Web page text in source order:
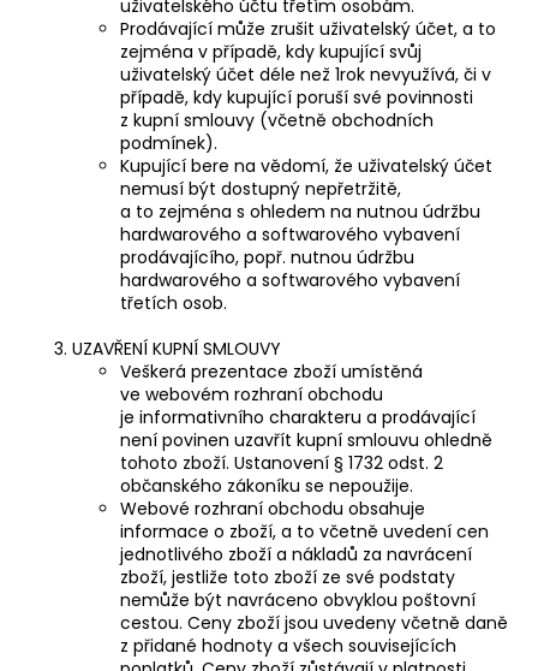
uživatelského účtu třetím osobám.
Prodávající může zrušit uživatelský účet, a to
zejména v případě, kdy kupující svůj
uživatelský účet déle než 1rok nevyužívá, či v
případě, kdy kupující poruší své povinnosti
z kupní smlouvy (včetně obchodních
podmínek).
Kupující bere na vědomí, že uživatelský účet
nemusí být dostupný nepřetržitě,
a to zejména s ohledem na nutnou údržbu
hardwarového a softwarového vybavení
prodávajícího, popř. nutnou údržbu
hardwarového a softwarového vybavení
třetích osob.
UZAVŘENÍ KUPNÍ SMLOUVY
Veškerá prezentace zboží umístěná
ve webovém rozhraní obchodu
je informativního charakteru a prodávající
není povinen uzavřít kupní smlouvu ohledně
tohoto zboží. Ustanovení § 1732 odst. 2
občanského zákoníku se nepoužije.
Webové rozhraní obchodu obsahuje
informace o zboží, a to včetně uvedení cen
jednotlivého zboží a nákladů za navrácení
zboží, jestliže toto zboží ze své podstaty
nemůže být navráceno obvyklou poštovní
cestou. Ceny zboží jsou uvedeny včetně daně
z přidané hodnoty a všech souvisejících